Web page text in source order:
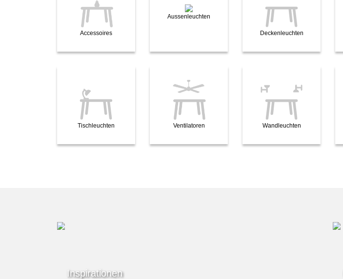
Accessoires
Aussenleuchten
Deckenleuchten
Tischleuchten Ventilatoren Wandleuchten
Inspirationen